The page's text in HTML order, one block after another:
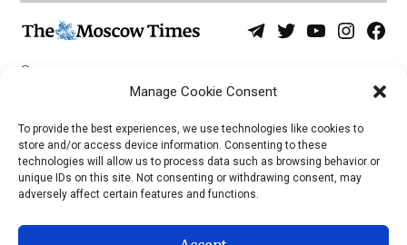
Manage Cookie Consent
To provide the best experiences, we use technologies like cookies to
store and/or access device information. Consenting to these
technologies will allow us to process data such as browsing behavior or
unique IDs on this site. Not consenting or withdrawing consent, may
adversely affect certain features and functions.
Telegram
TwitterYouTubeInstagram
О нас
Политика конфиденциальности
iOS
Android